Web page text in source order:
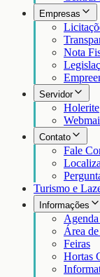
Empresas
Nota
Servidor
Holerite
Contato
Fale
Turismo e
Informações
Área
Feiras
Hortas